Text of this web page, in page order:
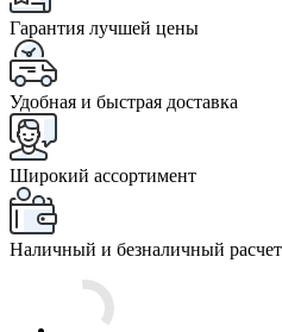
Гарантия лучшей цены
Удобная и быстрая доставка
Широкий ассортимент
Наличный и безналичный расчет